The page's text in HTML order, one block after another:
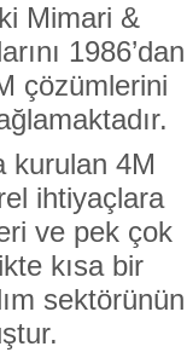
Mimari &
1986’dan
çözümlerini
kurulan 4M
ihtiyaçlara
ve pek çok
kısa bir
sektörünün